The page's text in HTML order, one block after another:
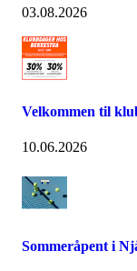
03.08.2026
Velkommen til
10.06.2026
Sommeråpent i